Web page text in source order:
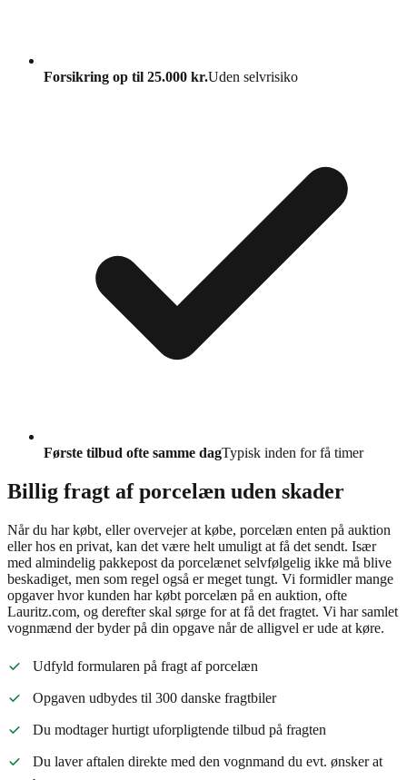
Forsikring op til 25.000 kr.Uden selvrisiko
Første tilbud ofte samme dagTypisk inden for få timer
Billig fragt af porcelæn uden skader
Når du har købt, eller overvejer at købe, porcelæn enten på auktion
eller hos en privat, kan det være helt umuligt at få det sendt. Især
med almindelig pakkepost da porcelænet selvfølgelig ikke må blive
beskadiget, men som regel også er meget tungt. Vi formidler mange
opgaver hvor kunden har købt porcelæn på en auktion, ofte
Lauritz.com, og derefter skal sørge for at få det fragtet. Vi har samlet
vognmænd der byder på din opgave når de alligvel er ude at køre.
Udfyld formularen på fragt af porcelæn
Opgaven udbydes til 300 danske fragtbiler
Du modtager hurtigt uforpligtende tilbud på fragten
Du laver aftalen direkte med den vognmand du evt. ønsker at